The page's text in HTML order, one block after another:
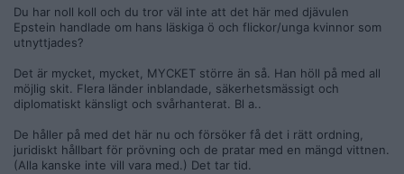
Så varför inte invänta de som röstar nej först?
För dom är inte goda alls, resten är, så väl republikaner som
demokrater.
Du har noll koll och du tror väl inte att det här med djävulen
Epstein handlade om hans läskiga ö och flickor/unga kvinnor som
utnyttjades?
Det är mycket, mycket, MYCKET större än så. Han höll på med all
möjlig skit. Flera länder inblandade, säkerhetsmässigt och
diplomatiskt känsligt och svårhanterat. Bl a..
De håller på med det här nu och försöker få det i rätt ordning,
juridiskt hållbart för prövning och de pratar med en mängd vittnen.
(Alla kanske inte vill vara med.) Det tar tid.